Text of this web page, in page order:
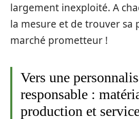
largement inexploité. A
la mesure et de trouver sa
marché prometteur !
Vers une
responsable :
production et